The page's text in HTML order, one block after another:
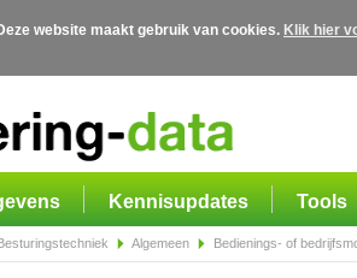
website maakt gebruik van cookies. Klik hier
Kennisupdates Tools
Algemeen Bedienings- of